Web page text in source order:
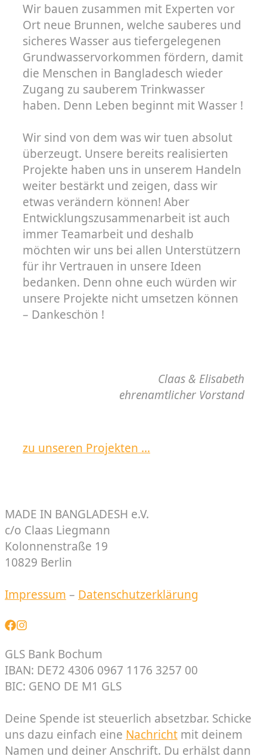
Wir bauen zusammen mit Experten vor
Ort neue Brunnen, welche sauberes und
sicheres Wasser aus tiefergelegenen
Grundwasservorkommen fördern, damit
die Menschen in Bangladesch wieder
Zugang zu sauberem Trinkwasser
haben. Denn Leben beginnt mit Wasser !
Wir sind von dem was wir tuen absolut
überzeugt. Unsere bereits realisierten
Projekte haben uns in unserem Handeln
weiter bestärkt und zeigen, dass wir
etwas verändern können! Aber
Entwicklungszusammenarbeit ist auch
immer Teamarbeit und deshalb
möchten wir uns bei allen Unterstützern
für ihr Vertrauen in unsere Ideen
bedanken. Denn ohne euch würden wir
unsere Projekte nicht umsetzen können
– Dankeschön !
Claas & Elisabeth
ehrenamtlicher Vorstand
zu unseren Projekten …
MADE IN BANGLADESH e.V.
c/o Claas Liegmann
Kolonnenstraße 19
10829 Berlin
Impressum – Datenschutzerklärung
GLS Bank Bochum
IBAN: DE72 4306 0967 1176 3257 00
BIC: GENO DE M1 GLS
Deine Spende ist steuerlich absetzbar. Schicke
uns dazu einfach eine Nachricht mit deinem
Namen und deiner Anschrift. Du erhälst dann